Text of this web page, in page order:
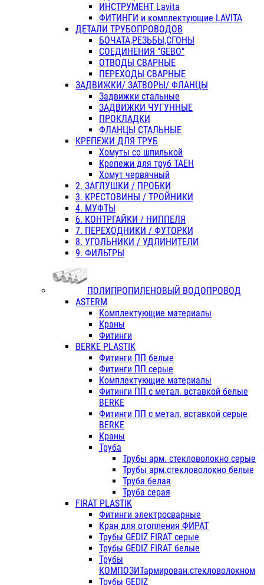
ИНСТРУМЕНТ Lavita
ФИТИНГИ и комплектующие LAVITA
ДЕТАЛИ ТРУБОПРОВОДОВ
БОЧАТА,РЕЗЬБЫ,СГОНЫ
СОЕДИНЕНИЯ "GEBO"
ОТВОДЫ СВАРНЫЕ
ПЕРЕХОДЫ СВАРНЫЕ
ЗАДВИЖКИ/ ЗАТВОРЫ/ ФЛАНЦЫ
Задвижки стальные
ЗАДВИЖКИ ЧУГУННЫЕ
ПРОКЛАДКИ
ФЛАНЦЫ СТАЛЬНЫЕ
КРЕПЕЖИ ДЛЯ ТРУБ
Хомуты со шпилькой
Крепежи для труб ТАЕН
Хомут червячный
2. ЗАГЛУШКИ / ПРОБКИ
3. КРЕСТОВИНЫ / ТРОЙНИКИ
4. МУФТЫ
6. КОНТРГАЙКИ / НИППЕЛЯ
7. ПЕРЕХОДНИКИ / ФУТОРКИ
8. УГОЛЬНИКИ / УДЛИНИТЕЛИ
9. ФИЛЬТРЫ
ПОЛИПРОПИЛЕНОВЫЙ ВОДОПРОВОД
ASTERM
Комплектующие материалы
Краны
Фитинги
BERKE PLASTIK
Фитинги ПП белые
Фитинги ПП серые
Комплектующие материалы
Фитинги ПП с метал. вставкой белые
BERKE
Фитинги ПП с метал. вставкой серые
BERKE
Краны
Труба
Трубы арм. стекловолокно серые
Трубы арм.стекловолокно белые
Труба белая
Труба серая
FIRAT PLASTIK
Фитинги электросварные
Кран для отопления ФИРАТ
Трубы GEDIZ FIRAT серые
Трубы GEDIZ FIRAT белые
Трубы
КОМПОЗИТармирован.стекловолокном
Трубы GEDIZ